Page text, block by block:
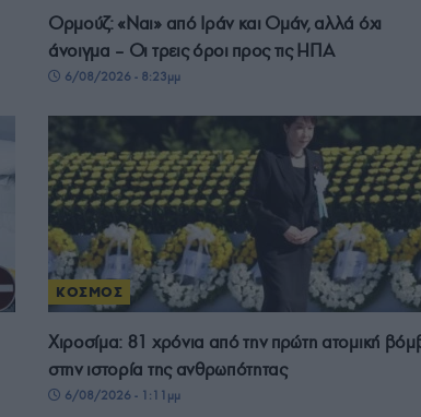
Ορμούζ: «Ναι» από Ιράν και Ομάν, αλλά όχι
άνοιγμα – Οι τρεις όροι προς τις ΗΠΑ
6/08/2026 - 8:23μμ
ΚΟΣΜΟΣ
Χιροσίμα: 81 χρόνια από την πρώτη ατομική
στην ιστορία της ανθρωπότητας
6/08/2026 - 1:11μμ